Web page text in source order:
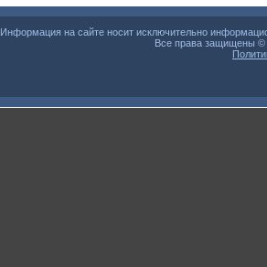
Информация на сайте носит исключительно
Все права защищены ©